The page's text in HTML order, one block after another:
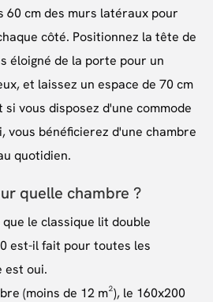
60 cm des murs latéraux pour
côté. Positionnez la tête de
éloigné de la porte pour un
et laissez un espace de 70 cm
vous disposez d'une commode
vous bénéficierez d'une chambre
quotidien.
quelle chambre ?
le classique lit double
est-il fait pour toutes les
est oui.
(moins de 12 m²), le 160x200